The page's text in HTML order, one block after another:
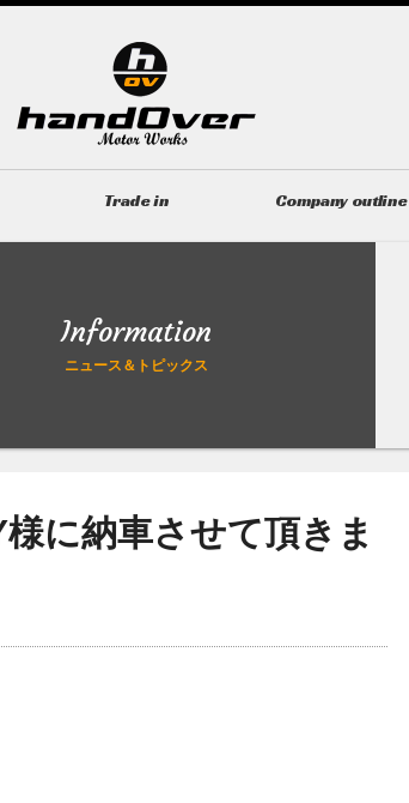
Trade in Company outline
Information
ニュース＆トピックス
に納車させて頂きま